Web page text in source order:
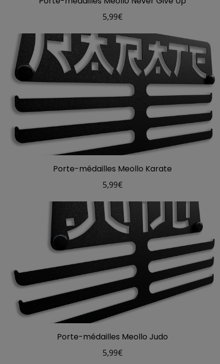
5,99€
Porte-médailles Meollo Karate
5,99€
Porte-médailles Meollo Judo
5,99€